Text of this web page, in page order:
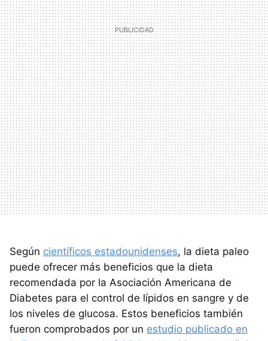
Según científicos estadounidenses, la dieta paleo
puede ofrecer más beneficios que la dieta
recomendada por la Asociación Americana de
Diabetes para el control de lípidos en sangre y de
los niveles de glucosa. Estos beneficios también
fueron comprobados por un estudio publicado en